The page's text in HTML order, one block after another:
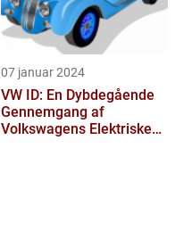
07 januar 2024
VW ID: En Dybdegående
Gennemgang af
Volkswagens Elektriske